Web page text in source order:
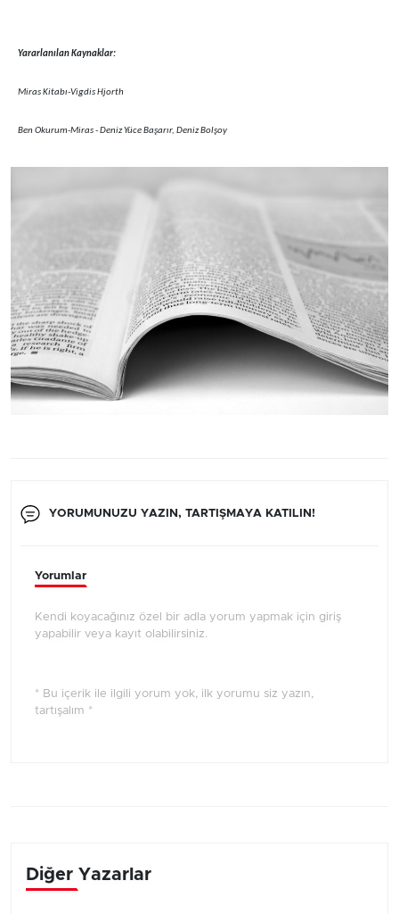
Yararlanılan Kaynaklar:
Miras Kitabı-Vigdis Hjorth
Ben Okurum-Miras - Deniz Yüce Başarır, Deniz Bolşoy
YORUMUNUZU YAZIN, TARTIŞMAYA KATILIN!
Yorumlar
Kendi koyacağınız özel bir adla yorum yapmak için giriş
yapabilir veya kayıt olabilirsiniz.
* Bu içerik ile ilgili yorum yok, ilk yorumu siz yazın,
tartışalım *
Diğer Yazarlar